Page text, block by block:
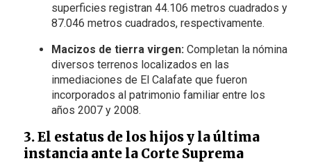
superficies registran 44.106 metros cuadrados y
87.046 metros cuadrados, respectivamente.
Macizos de tierra virgen: Completan la nómina
diversos terrenos localizados en las
inmediaciones de El Calafate que fueron
incorporados al patrimonio familiar entre los
años 2007 y 2008.
3. El estatus de los hijos y la última
instancia ante la Corte Suprema